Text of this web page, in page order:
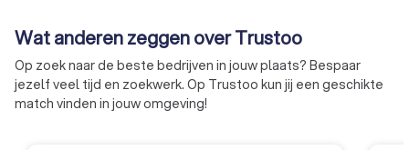
gespecialiseerd is in
administratieve en fiscale
dienstverlening voor mkb-
ondernemers. Ze hebben vaak
praktische ervaring binnen de
accountants vaker
en leidinggevende
vervullen.
aangesloten bij de
Wat anderen zeggen over Trustoo
Op zoek naar de beste bedrijven in jouw plaats? Bespaar
jezelf veel tijd en zoekwerk. Op Trustoo kun jij een geschikte
match vinden in jouw omgeving!